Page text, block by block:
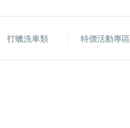
打蠟洗車類 特價活動專區